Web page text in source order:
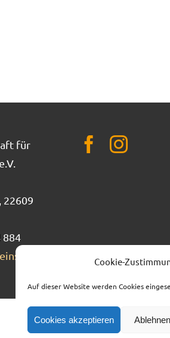
Cookie-
Auf dieser Website werden Cookies
Cookies akzeptieren Ablehnen
für
22609
884